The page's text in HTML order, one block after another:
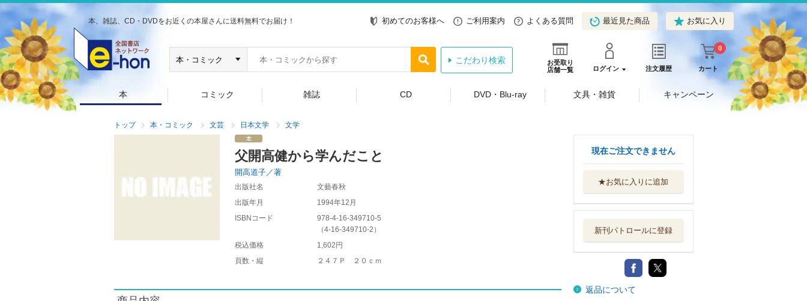
本、雑誌、CD・DVDをお近くの本屋さんに送料無料でお届け！ 初めてのお客様へ ご利用案内 よくある質問 最近見た商品 お気に入り
お受取り
店舗一覧
ログイン 注文履歴 カート
0
こだわり検索
本 コミック 雑誌 CD DVD・Blu-ray 文具・雑貨 キャンペーン
トップ 本・コミック 文芸 日本文学 文学
父開高健から学んだこと
開高道子／著
出版社名
文藝春秋
出版年月
1994年12月
ISBNコード
978-4-16-349710-5
（4-16-349710-2 ）
税込価格
1,602円
頁数・縦
２４７Ｐ ２０ｃｍ
現在ご注文できません
★お気に入りに追加
新刊パトロールに登録
返品について